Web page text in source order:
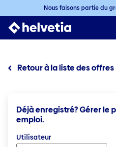
Nous faisons partie du
Retour à la liste des offres
Déjà enregistré? Gérer le
emploi.
Connexion: E-mail et mot
Utilisateur